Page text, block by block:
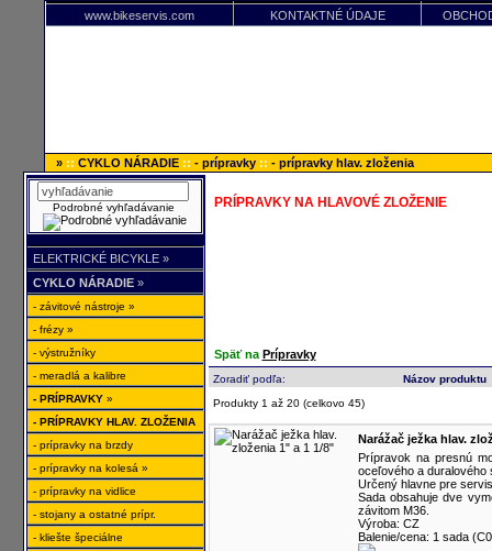
www.bikeservis.com KONTAKTNÉ ÚDAJE
» :: CYKLO NÁRADIE :: - prípravky :: - prípravky hlav. zloženia
Podrobné vyhľadávanie
ELEKTRICKÉ BICYKLE »
CYKLO NÁRADIE»
- závitové nástroje »
- frézy »
- výstružníky
- meradlá a kalibre
- PRÍPRAVKY»
- PRÍPRAVKY HLAV. ZLOŽENIA
- prípravky na brzdy
- prípravky na kolesá »
- prípravky na vidlice
- stojany a ostatné prípr.
- kliešte špeciálne
PRÍPRAVKY NA HLAVOVÉ ZLOŽENIE
Späť na Prípravky
Zoradiť podľa:
Názov produktu
Produkty 1 až 20 (celkovo 45)
Narážač ježka hlav.
Prípravok na presnú
oceľového a duralového
Určený hlavne pre
Sada obsahuje dve
závitom M36.
Výroba: CZ
Balenie/cena: 1 sada